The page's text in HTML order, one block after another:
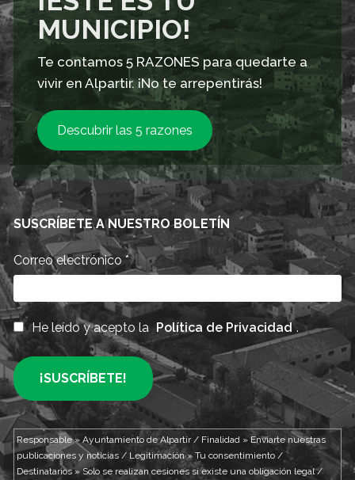
MUNICIPIO!
Te contamos 5 RAZONES para quedarte a
vivir en Alpartir. ¡No te arrepentirás!
Descubrir las 5 razones
SUSCRÍBETE A NUESTRO BOLETÍN
Correo electrónico*
He leído y acepto la Política de Privacidad .
Responsable » Ayuntamiento de Alpartir / Finalidad » Enviarte nuestras
publicaciones y noticias / Legitimación » Tu consentimiento /
Destinatarios » Solo se realizan cesiones si existe una obligación legal /